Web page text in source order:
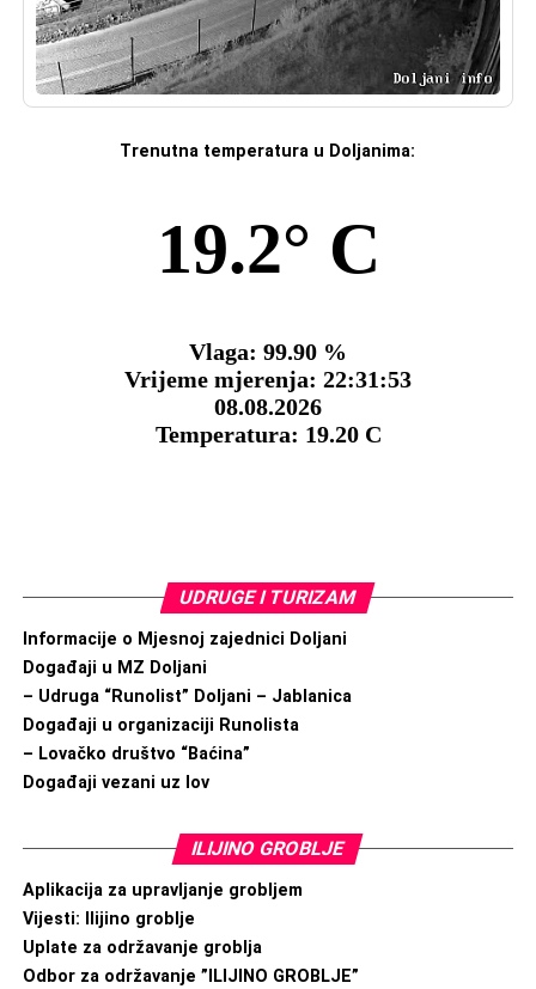
Trenutna temperatura u Doljanima:
UDRUGE I TURIZAM
Informacije o Mjesnoj zajednici Doljani
Događaji u MZ Doljani
– Udruga “Runolist” Doljani – Jablanica
Događaji u organizaciji Runolista
– Lovačko društvo “Baćina”
Događaji vezani uz lov
ILIJINO GROBLJE
Aplikacija za upravljanje grobljem
Vijesti: Ilijino groblje
Uplate za održavanje groblja
Odbor za održavanje ”ILIJINO GROBLJE”